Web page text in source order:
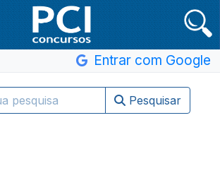
Entrar com Google
Pesquisar